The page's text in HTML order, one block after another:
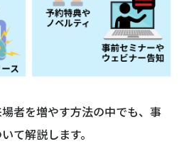
者を増やす方法の中でも、事
て解説します。